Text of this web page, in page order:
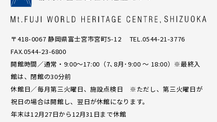
〒418-0067 静岡県富士宮市宮町5-12 TEL.0544-21-3776
FAX.0544-23-6800
開館時間／通常・9:00〜17:00（7､8月･9:00 ～ 18:00）※最終入
館は、閉館の30分前
休館日／毎月第三火曜日、施設点検日 ※ただし、第三火曜日が
祝日の場合は開館し、翌日が休館になります。
年末は12月27日から12月31日まで休館